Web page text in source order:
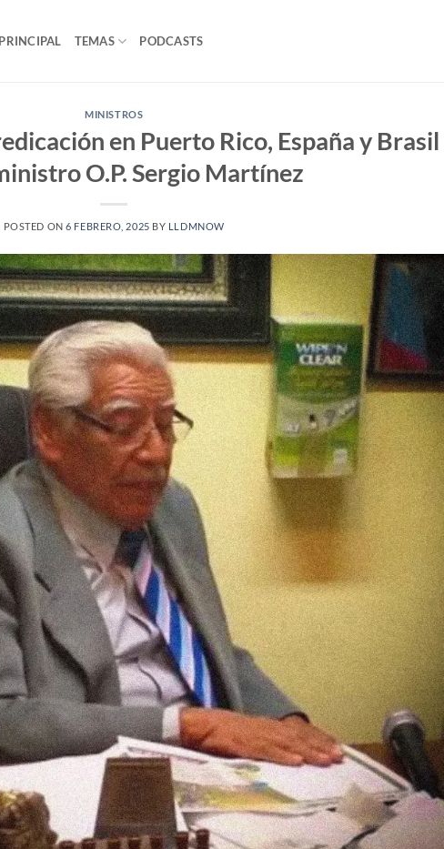
PRINCIPAL TEMAS PODCASTS
MINISTROS
en Puerto Rico, España y Brasil
O.P. Sergio Martínez
POSTED ON6 FEBRERO, 2025 BY LLDMNOW